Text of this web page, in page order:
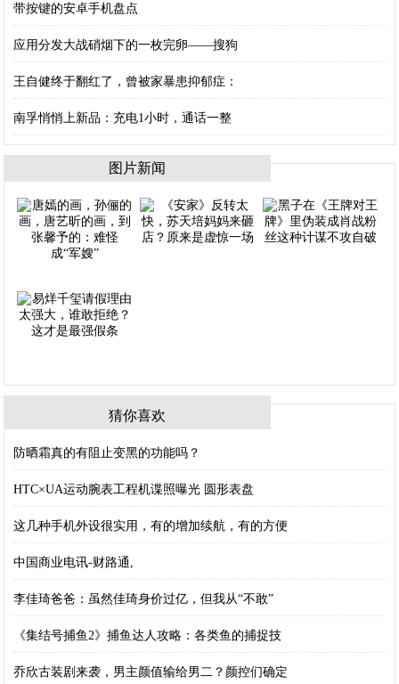
带按键的安卓手机盘点
应用分发大战硝烟下的一枚完卵——搜狗
王自健终于翻红了，曾被家暴患抑郁症：
南孚悄悄上新品：充电1小时，通话一整
图片新闻
猜你喜欢
防晒霜真的有阻止变黑的功能吗？
HTC×UA运动腕表工程机谍照曝光 圆形表盘
这几种手机外设很实用，有的增加续航，有的方便
中国商业电讯-财路通,
李佳琦爸爸：虽然佳琦身价过亿，但我从“不敢”
《集结号捕鱼2》捕鱼达人攻略：各类鱼的捕捉技
乔欣古装剧来袭，男主颜值输给男二？颜控们确定